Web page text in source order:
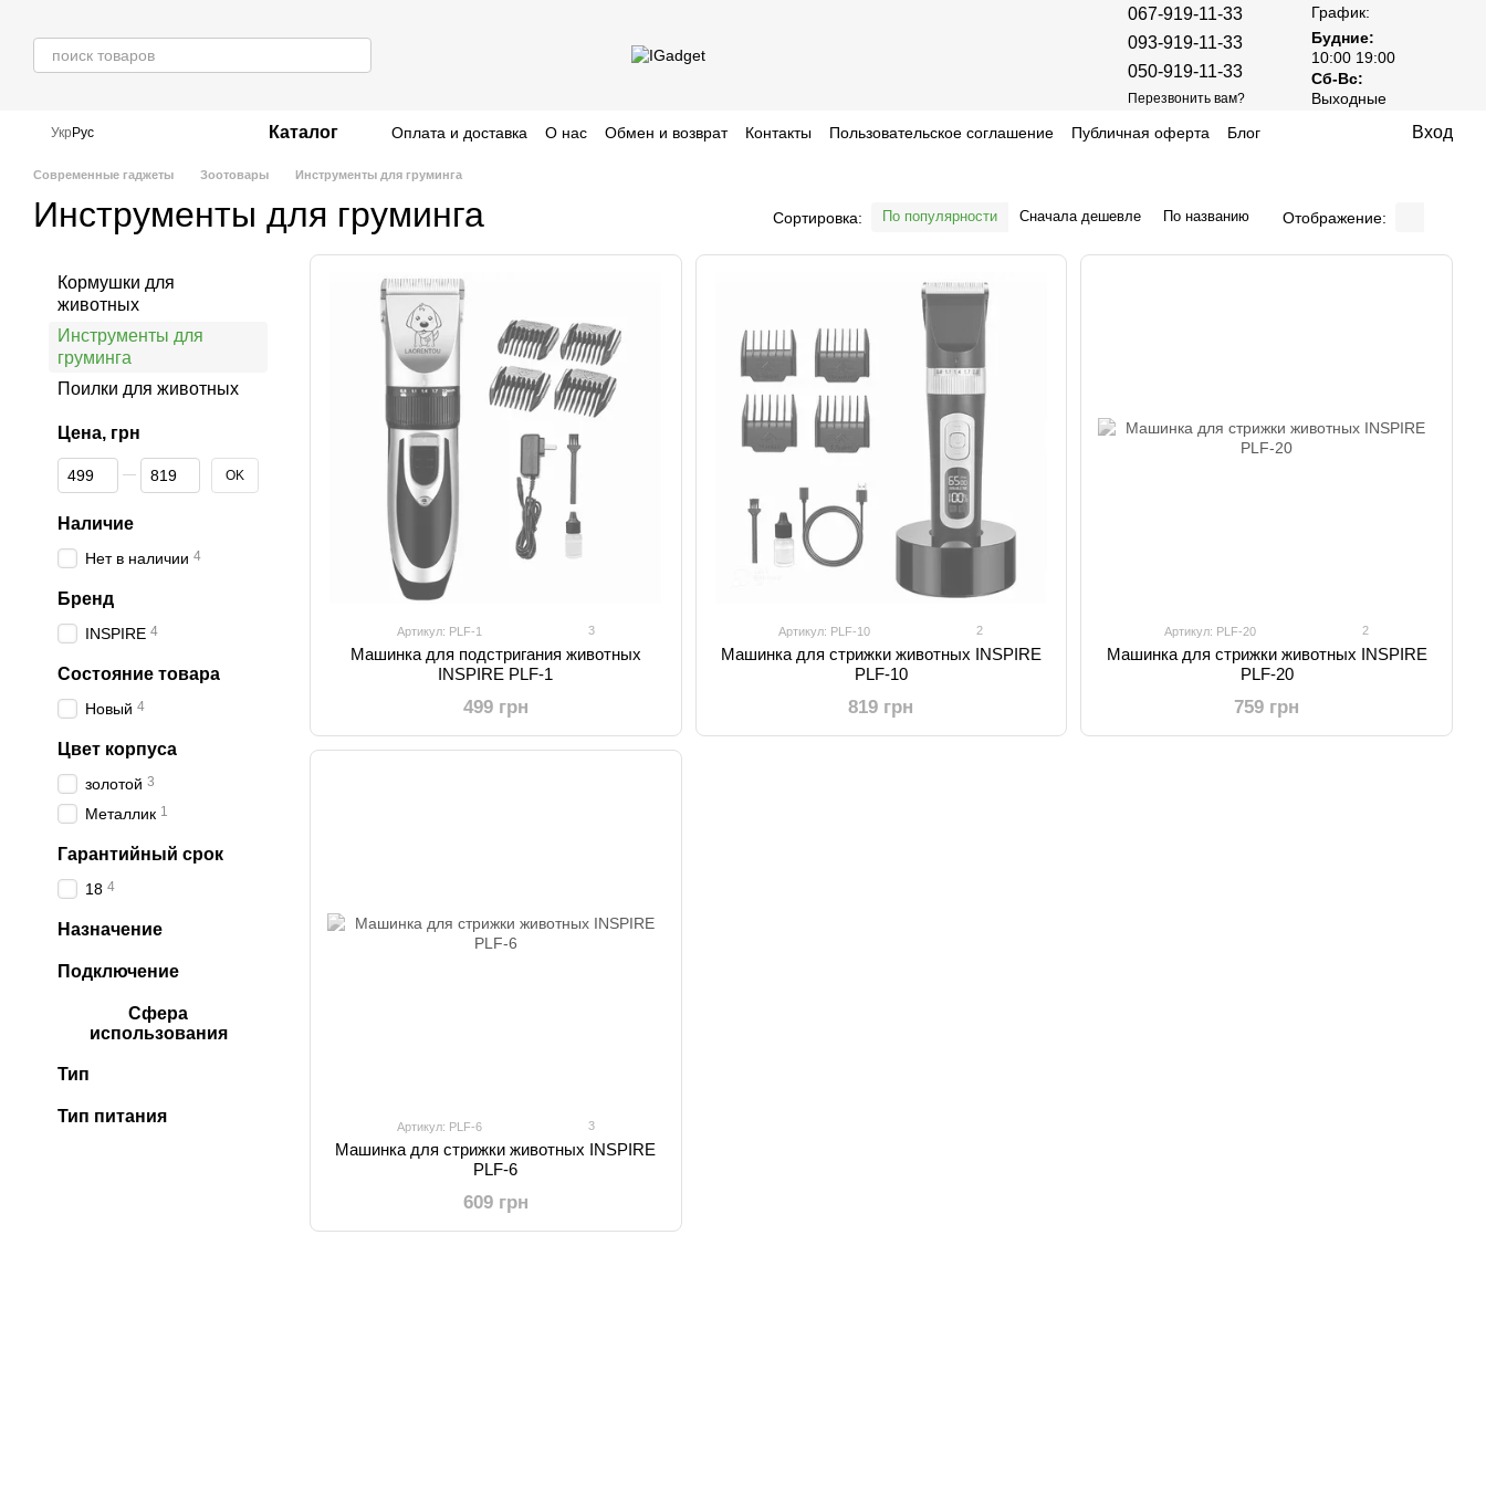
067-919-11-33
093-919-11-33
050-919-11-33
Перезвонить вам?
График:
Будние:
10:00 19:00
Сб-Вс:
Выходные
Укр Рус Каталог Оплата и доставка О нас Обмен и возврат Контакты Пользовательское соглашение Публичная оферта Блог Вход
Современные гаджеты Зоотовары Инструменты для груминга
Инструменты для груминга Сортировка: По популярности Сначала дешевле По названию Отображение:
Артикул: PLF-1 3
Машинка для подстригания животных
INSPIRE PLF-1
499 грн
Артикул: PLF-10 2
Машинка для стрижки животных INSPIRE
PLF-10
819 грн
Артикул: PLF-20 2
Машинка для стрижки животных INSPIRE
PLF-20
759 грн
Артикул: PLF-6 3
Машинка для стрижки животных INSPIRE
PLF-6
609 грн
Кормушки для
животных
Инструменты для
груминга
Поилки для животных
Цена, грн
От Цена, грн
До Цена, грн OK
Наличие
Нет в наличии 4
Бренд
INSPIRE 4
Состояние товара
Новый 4
Цвет корпуса
золотой 3
Металлик 1
Гарантийный срок
18 4
Назначение
Подключение
Сфера
использования
Тип
Тип питания